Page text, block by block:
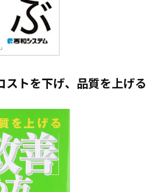
ストを下げ、品質を上げる